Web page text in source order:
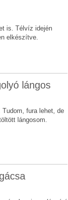
is. Télvíz idején
elkészítve.
lángos
fura lehet, de
lángosom.